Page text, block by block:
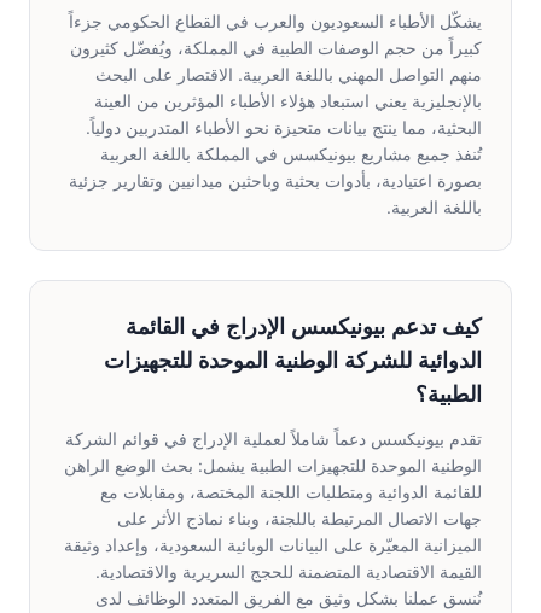
يشكّل الأطباء السعوديون والعرب في القطاع الحكومي جزءاً
كبيراً من حجم الوصفات الطبية في المملكة، ويُفضّل كثيرون
منهم التواصل المهني باللغة العربية. الاقتصار على البحث
بالإنجليزية يعني استبعاد هؤلاء الأطباء المؤثرين من العينة
البحثية، مما ينتج بيانات متحيزة نحو الأطباء المتدربين دولياً.
تُنفذ جميع مشاريع بيونيكسس في المملكة باللغة العربية
بصورة اعتيادية، بأدوات بحثية وباحثين ميدانيين وتقارير جزئية
باللغة العربية.
كيف تدعم بيونيكسس الإدراج في القائمة
الدوائية للشركة الوطنية الموحدة للتجهيزات
الطبية؟
تقدم بيونيكسس دعماً شاملاً لعملية الإدراج في قوائم الشركة
الوطنية الموحدة للتجهيزات الطبية يشمل: بحث الوضع الراهن
للقائمة الدوائية ومتطلبات اللجنة المختصة، ومقابلات مع
جهات الاتصال المرتبطة باللجنة، وبناء نماذج الأثر على
الميزانية المعيّرة على البيانات الوبائية السعودية، وإعداد وثيقة
القيمة الاقتصادية المتضمنة للحجج السريرية والاقتصادية.
نُنسق عملنا بشكل وثيق مع الفريق المتعدد الوظائف لدى